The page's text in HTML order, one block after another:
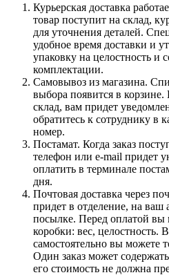
Курьерская доставка
товар поступит на склад,
для уточнения деталей.
удобное время доставки и
упаковку на целостность и
комплектации.
Самовывоз из магазина.
выбора появится в корзине.
склад, вам придет
обратитесь к сотруднику в
номер.
Постамат. Когда заказ
телефон или e-mail придет
оплатить в терминале
дня.
Почтовая доставка через
придет в отделение, на ваш
посылке. Перед оплатой вы
коробки: вес, целостность.
самостоятельно вы можете
Один заказ может
его стоимость не должна